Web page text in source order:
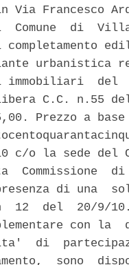
Via Francesco
Comune  di
urbanistica
del
C.C. n.55
Prezzo a
o la sede del
Commissione
di una
12  del  20/9/
con la
di
sono